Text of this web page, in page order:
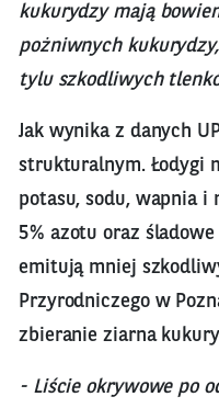
kukurydzy mają
pożniwnych
tylu szkodliwych
Jak wynika z danych
strukturalnym. Łodygi
potasu, sodu, wapnia i
5% azotu oraz
emitują mniej
Przyrodniczego w
zbieranie ziarna
- Liście okrywowe po